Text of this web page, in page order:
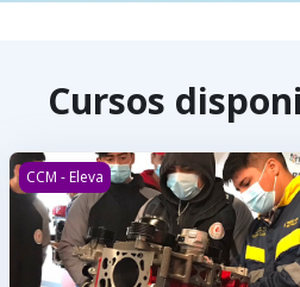
Cursos
CCM-Eleva / Módulo 1 : Marco de
CCM - Eleva